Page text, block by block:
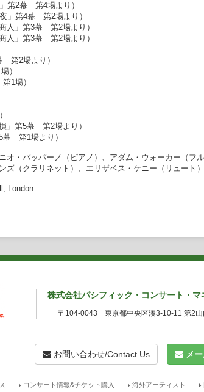
第2幕 第4場より）
」第4幕 第2場より）
人」第3幕 第2場より）
人」第3幕 第2場より）
第2場より）
）
1場）
」第5幕 第2場より）
幕 第1場より）
・パッパーノ（ピアノ）、アダム・ウォーカー（フル
（クラリネット）、エリザベス・ケニー（リュート）
London
株式会社パシフィック・コンサート・マ
〒104-0043 東京都中央区湊3-10-11 第2山
お問い合わせ/Contact Us メ
コンサート情報&チケット購入 海外アーティスト